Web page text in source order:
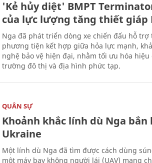
'Kẻ hủy diệt' BMPT
của lực lượng tăng thiết giáp
Nga đã phát triển dòng xe chiến đấu hỗ trợ
phương tiện kết hợp giữa hỏa lực mạnh,
nghệ bảo vệ hiện đại, nhằm tối ưu hóa
trường đô thị và địa hình phức tạp.
QUÂN SỰ
Khoảnh khắc lính dù Nga
Ukraine
Một lính dù Nga đã tìm được cách dùng
một máy bay không người lái (UAV) mang